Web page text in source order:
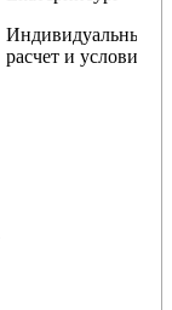
Индивидуальный
расчет и условия